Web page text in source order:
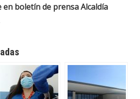
en boletín de prensa Alcaldía